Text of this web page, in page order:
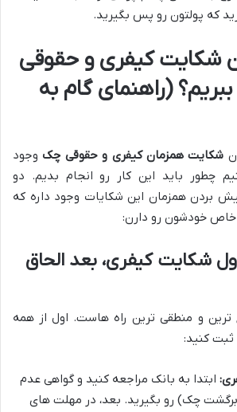
که پولتون رو پس بگیرید.
شکایت کیفری و حقوقی
(راهنمای گام به
شکایت همزمان کیفری و حقوقی چک وجود
چطور باید این کار رو انجام بدیم. دو
بردن همزمان این شکایات وجود داره که
خاص خودشون رو دارن:
شکایت کیفری، بعد الحاق
ترین و منطقی ترین راه هاست. اول از همه
ثبت کنید:
ابتدا به بانک مراجعه کنید و گواهی عدم
چک) رو بگیرید. بعد، در مهلت های